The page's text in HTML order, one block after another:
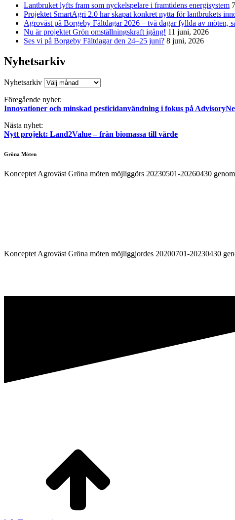
Lantbruket lyfts fram som nyckelspelare i framtidens energisystem
Projektet SmartAgri 2.0 har skapat konkret nytta för lantbrukets
Agroväst på Borgeby Fältdagar 2026 – två dagar fyllda av möten,
Nu är projektet Grön omställningskraft igång! 11 juni, 2026
Ses vi på Borgeby Fältdagar den 24–25 juni? 8 juni, 2026
Nyhetsarkiv
Nyhetsarkiv
Föregående nyhet:
Innovationer och minskad pesticidanvändning i fokus på
Nästa nyhet:
Nytt projekt: Land2Value – från biomassa till värde
Gröna Möten
Konceptet Agroväst Gröna möten möjliggörs 20230501-20260430
Konceptet Agroväst Gröna möten möjliggjordes 20200701-20230430